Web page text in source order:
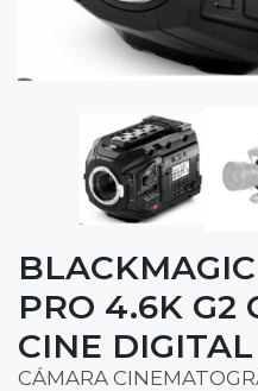
PRO 4.6K G2
CINE DIGITAL
CÁMARA